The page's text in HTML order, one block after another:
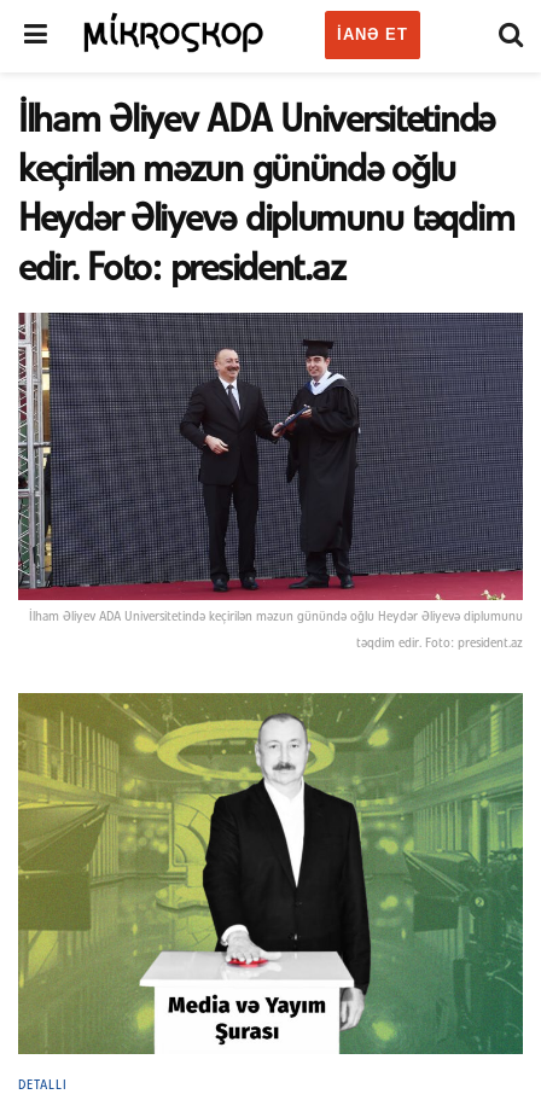
IANƏ ET
İlham Əliyev ADA Universitetində
keçirilən məzun günündə oğlu
Heydər Əliyevə diplumunu təqdim
edir. Foto: president.az
İlham Əliyev ADA Universitetində keçirilən məzun günündə oğlu Heydər Əliyevə diplumunu
təqdim edir. Foto: president.az
DETALLI